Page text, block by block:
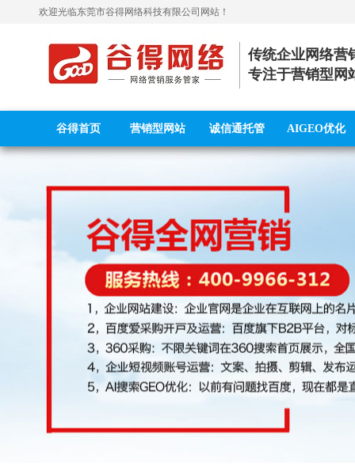
欢迎光临东莞市谷得网络科技有限公司 网站！
传统企业网络营
专注于营销型网
谷得首页 营销型网站 诚信通托管 AIGEO优化